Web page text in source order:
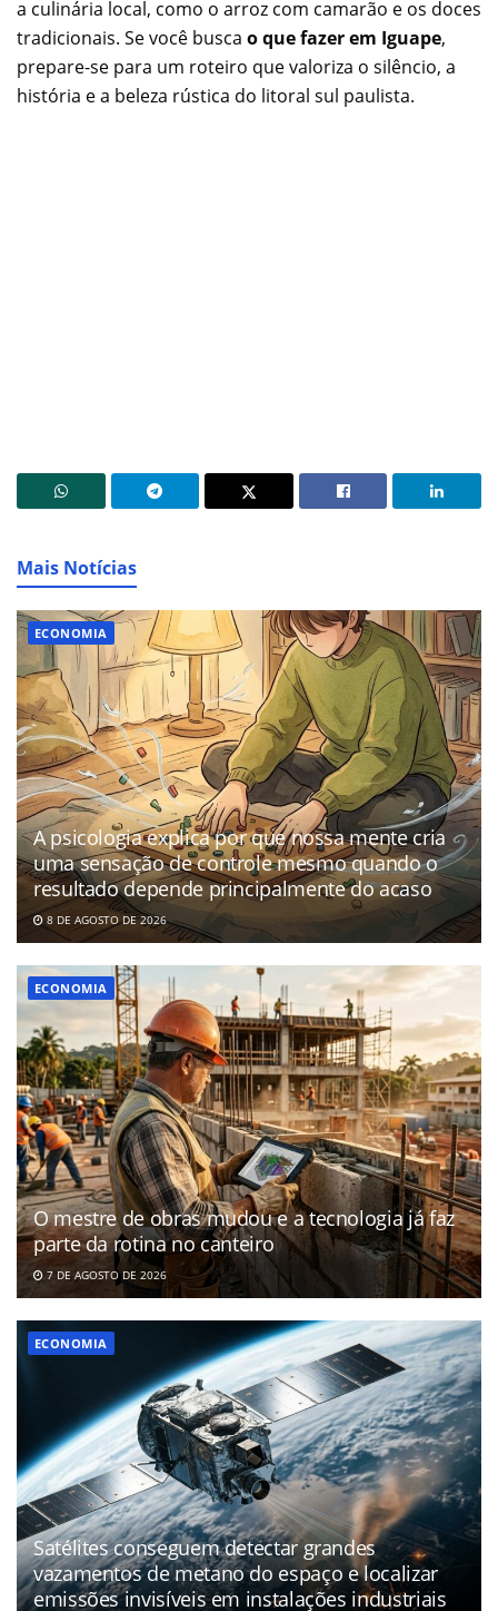
a culinária local, como o arroz com camarão e os doces
tradicionais. Se você busca o que fazer em Iguape,
prepare-se para um roteiro que valoriza o silêncio, a
história e a beleza rústica do litoral sul paulista.
Mais Notícias
ECONOMIA
A psicologia explica por que nossa mente cria
uma sensação de controle mesmo quando o
resultado depende principalmente do acaso
8 DE AGOSTO DE 2026
ECONOMIA
O mestre de obras mudou e a tecnologia já faz
parte da rotina no canteiro
7 DE AGOSTO DE 2026
ECONOMIA
Satélites conseguem detectar grandes
vazamentos de metano do espaço e localizar
emissões invisíveis em instalações industriais